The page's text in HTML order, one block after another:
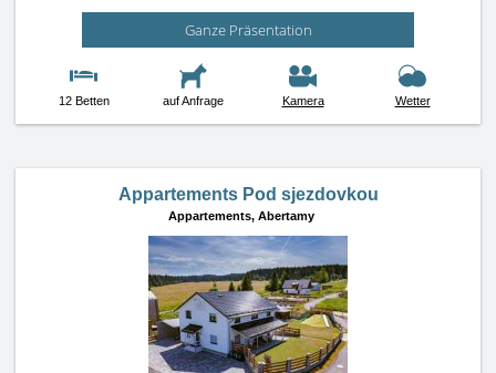
Ganze Präsentation
12 Betten auf Anfrage Kamera Wetter
Appartements Pod sjezdovkou
Appartements, Abertamy